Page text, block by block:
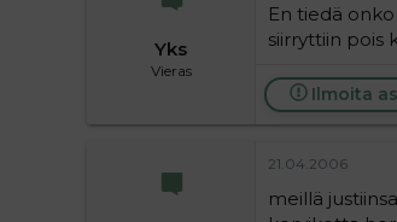
Yks
Vieras
En tiedä
siirryttiin pois
Ilmoita
21.04.2006
meillä